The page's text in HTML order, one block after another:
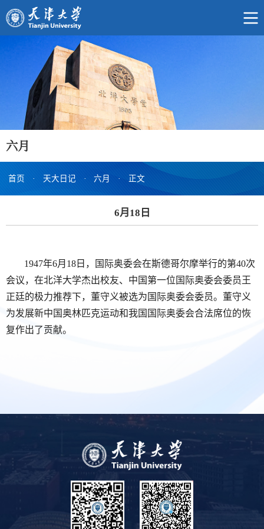
六月
首页 · 天大日记 · 六月 · 正文
6月18日
1947年6月18日，国际奥委会在斯德哥尔摩举行的第40次
会议，在北洋大学杰出校友、中国第一位国际奥委会委员王
正廷的极力推荐下，董守义被选为国际奥委会委员。董守义
为发展新中国奥林匹克运动和我国国际奥委会合法席位的恢
复作出了贡献。